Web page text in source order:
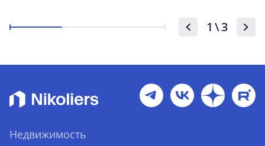
1 \3
Недвижимость